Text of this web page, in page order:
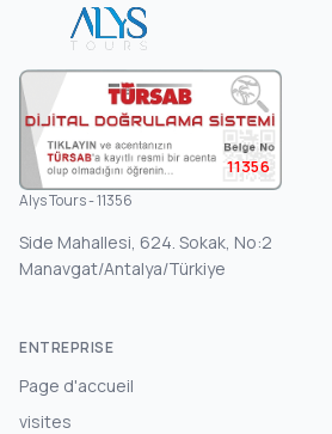
11356
Alys Tours - 11356
Side Mahallesi, 624. Sokak, No:2
Manavgat/Antalya/Türkiye
ENTREPRISE
Page d'accueil
visites